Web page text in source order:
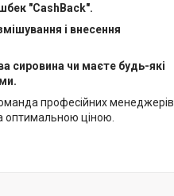
"CashBack".
і внесення
сировина чи маєте будь-які
професійних менеджерів
оптимальною ціною.